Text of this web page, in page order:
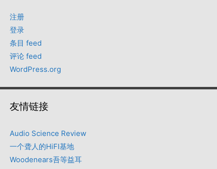
注册
登录
条目 feed
评论 feed
WordPress.org
友情链接
Audio Science Review
一个聋人的HiFI基地
Woodenears吾等益耳